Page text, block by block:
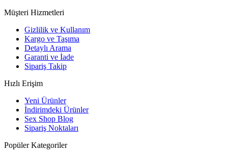
Müşteri Hizmetleri
Gizlilik ve Kullanım
Kargo ve Taşıma
Detaylı Arama
Garanti ve İade
Sipariş Takip
Hızlı Erişim
Yeni Ürünler
İndirimdeki Ürünler
Sex Shop Blog
Sipariş Noktaları
Popüler Kategoriler